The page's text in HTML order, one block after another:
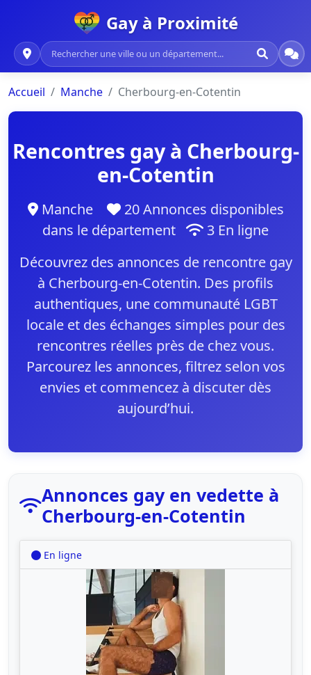
Gay à Proximité
Accueil Manche Cherbourg-en-Cotentin
Rencontres gay à Cherbourg-
en-Cotentin
Manche
20 Annonces disponibles
dans le département
3 En ligne
Découvrez des annonces de rencontre gay
à Cherbourg-en-Cotentin. Des profils
authentiques, une communauté LGBT
locale et des échanges simples pour des
rencontres réelles près de chez vous.
Parcourez les annonces, filtrez selon vos
envies et commencez à discuter dès
aujourd’hui.
Annonces gay en vedette à
Cherbourg-en-Cotentin
En ligne